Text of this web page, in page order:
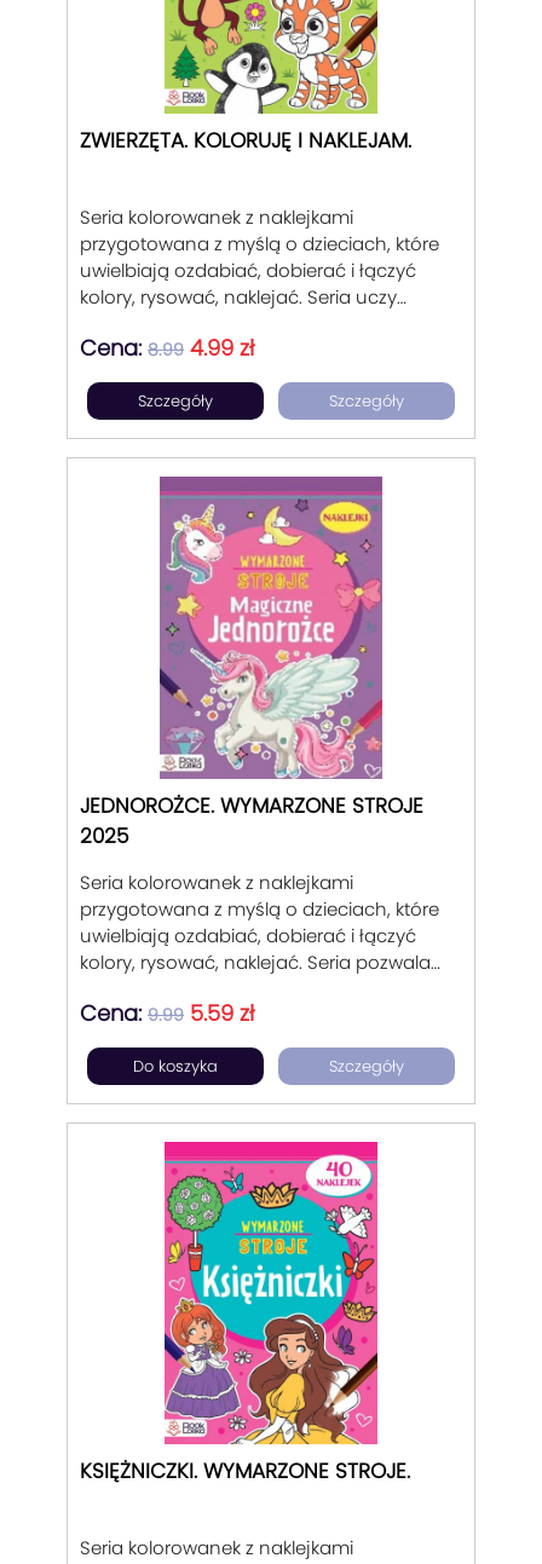
ZWIERZĘTA. KOLORUJĘ I NAKLEJAM.
Seria kolorowanek z naklejkami
przygotowana z myślą o dzieciach, które
uwielbiają ozdabiać, dobierać i łączyć
kolory, rysować, naklejać. Seria uczy
oraz wzbogacać ich otoczenie. Dobór
ilustracji w stylu inspirowanym
klasycznymi disneyowskimi postaciami.
Cena: 8.99 4.99 zł
Szczegóły Szczegóły
JEDNOROŻCE. WYMARZONE STROJE
2025
Seria kolorowanek z naklejkami
przygotowana z myślą o dzieciach, które
uwielbiają ozdabiać, dobierać i łączyć
kolory, rysować, naklejać. Seria pozwala
urozmaicać ich otoczenie. Dobór
ilustracji w stylu inspirowanym
klasycznymi disneyowskimi postaciami.
Cena: 9.99 5.59 zł
Do koszyka Szczegóły
KSIĘŻNICZKI. WYMARZONE STROJE.
Seria kolorowanek z naklejkami